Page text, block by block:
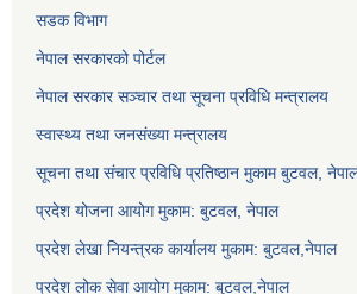
सडक विभाग
नेपाल सरकारको पोर्टल
नेपाल सरकार सञ्‍चार तथा सूचना प्रविधि मन्त्रालय
स्वास्थ्य तथा जनसंख्या मन्त्रालय
सूचना तथा संचार प्रविधि प्रतिष्ठान मुकाम बुटवल,
प्रदेश योजना आयोग मुकाम: बुटवल, नेपाल
प्रदेश लेखा नियन्त्रक कार्यालय मुकाम: बुटवल,नेपाल
प्रदेश लोक सेवा आयोग मुकाम: बुटवल,नेपाल